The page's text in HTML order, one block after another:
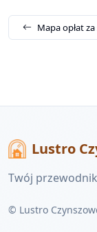
Mapa opłat
Lustro
Twój
© Lustro